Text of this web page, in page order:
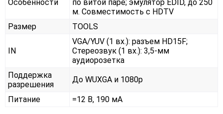
Особенности
по витой паре; эмулятор EDID, до 250
м. Совместимость с HDTV
Размер
TOOLS
IN
VGA/YUV (1 вх.): разъем HD15F;
Стереозвук (1 вх.): 3,5-мм
аудиорозетка
Поддержка
разрешения
До WUXGA и 1080p
Питание =12 В, 190 мА